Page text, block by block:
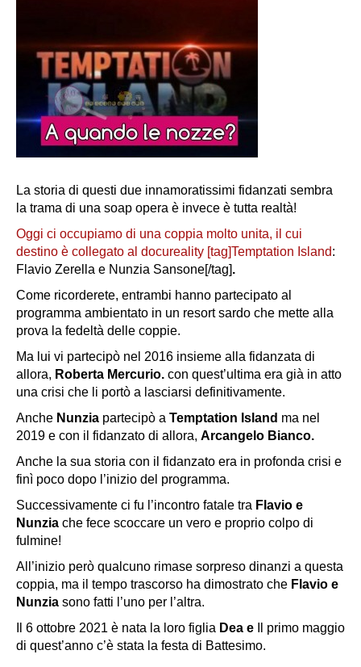
La storia di questi due innamoratissimi fidanzati sembra
la trama di una soap opera è invece è tutta realtà!
Oggi ci occupiamo di una coppia molto unita, il cui
destino è collegato al docureality [tag]Temptation Island:
Flavio Zerella e Nunzia Sansone[/tag].
Come ricorderete, entrambi hanno partecipato al
programma ambientato in un resort sardo che mette alla
prova la fedeltà delle coppie.
Ma lui vi partecipò nel 2016 insieme alla fidanzata di
allora, Roberta Mercurio. con quest’ultima era già in atto
una crisi che li portò a lasciarsi definitivamente.
Anche Nunzia partecipò a Temptation Island ma nel
2019 e con il fidanzato di allora, Arcangelo Bianco.
Anche la sua storia con il fidanzato era in profonda crisi e
finì poco dopo l’inizio del programma.
Successivamente ci fu l’incontro fatale tra Flavio e
Nunzia che fece scoccare un vero e proprio colpo di
fulmine!
All’inizio però qualcuno rimase sorpreso dinanzi a questa
coppia, ma il tempo trascorso ha dimostrato che Flavio e
Nunzia sono fatti l’uno per l’altra.
Il 6 ottobre 2021 è nata la loro figlia Dea e
Il primo maggio
di quest’anno c’è stata la festa di Battesimo.